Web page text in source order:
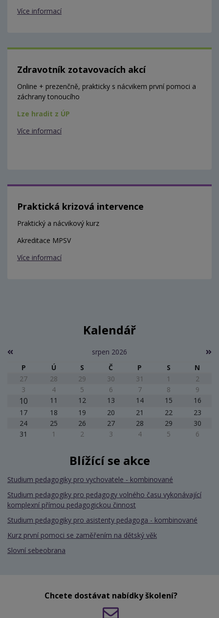
Více informací
Zdravotník zotavovacích akcí
Online + prezenčně, prakticky s nácvikem první pomoci a
záchrany tonoucího
Lze hradit z ÚP
Více informací
Praktická krizová intervence
Praktický a nácvikový kurz
Akreditace MPSV
Více informací
Kalendář
srpen 2026
P
Ú S Č P S
N
27
28 29 30 31 1
2
3
4 5 6 7 8 9
10 11 12 13 14 15
16
17
18 19 20 21 22
23
24
25 26 27 28 29
30
31
1 2 3 4 5 6
Blížící se akce
Studium pedagogiky pro vychovatele - kombinované
Studium pedagogiky pro pedagogy volného času vykonávající
komplexní přímou pedagogickou činnost
Studium pedagogiky pro asistenty pedagoga - kombinované
Kurz první pomoci se zaměřením na dětský věk
Slovní sebeobrana
Chcete dostávat nabídky školení?